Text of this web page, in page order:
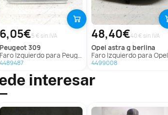
6,05€5 € sin IVA
peugeot309
Faro Izquierdo para Peugeot 309
4489487
48,40€40 € sin IVA
opel astra g berlina
Faro Izquierdo para Opel Astra G Berlina
4499008
interesar